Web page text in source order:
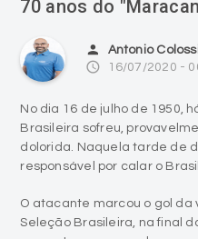
access_time 16/07/2020 -
No dia 16 de julho de 1950,
Brasileira sofreu,
responsável por calar o
O atacante marcou o gol da
Seleção Brasileira, na final
pela primeira vez, no
conhecido como